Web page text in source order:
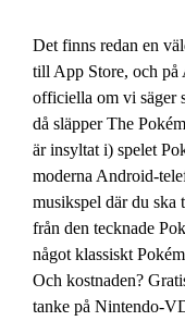
Det finns redan en
till App Store, och på
officiella om vi säger
då släpper The
är insyltat i) spelet
moderna Android-
musikspel där du ska
från den tecknade
något klassiskt
Och kostnaden?
tanke på Nintendo-